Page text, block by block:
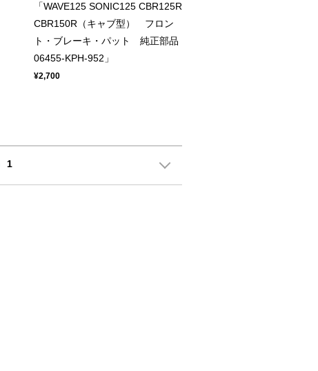
「WAVE125 SONIC125 CBR125R
CBR150R（キャブ型） フロン
ト・ブレーキ・パット 純正部品
06455-KPH-952」
¥2,700
1